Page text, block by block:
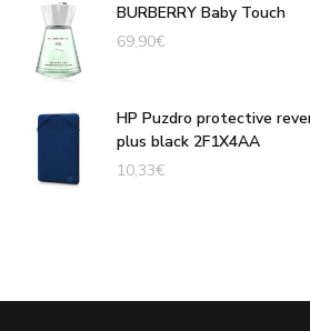
BURBERRY Baby Touch
69,90€
HP Puzdro protective
plus black 2F1X4AA
10,33€